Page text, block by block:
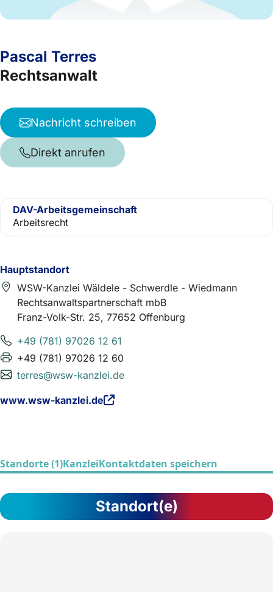
Hauptstandort
WSW-Kanzlei Wäldele - Schwerdle - Wiedmann
Rechtsanwaltspartnerschaft mbB
Franz-Volk-Str. 25, 77652 Offenburg
+49 (781) 97026 12 61
+49 (781) 97026 12 60
terres@wsw-kanzlei.de
www.wsw-kanzlei.de
Pascal Terres
Rechtsanwalt
Nachricht schreiben
Direkt anrufen
DAV-Arbeitsgemeinschaft
Arbeitsrecht
Standorte (1)KanzleiKontaktdaten speichern
Standort(e)